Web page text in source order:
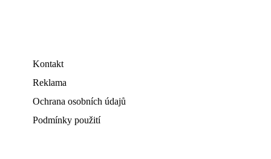
Kontakt
Reklama
Ochrana osobních údajů
Podmínky použití